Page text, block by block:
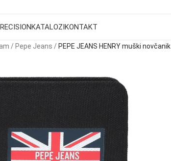
KATALOZIKONTAKT
/ Pepe Jeans / PEPE JEANS HENRY muški novčanik